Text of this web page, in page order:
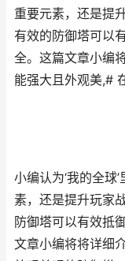
重要元素，还是提
有效的防御塔可以
全。这篇文章小编
能强大且外观美,#
小编认为‘我的全球
素，还是提升玩家
防御塔可以有效抵
文章小编将将详细